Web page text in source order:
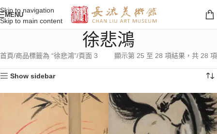
Skip to navigation
Skip to main content
MENU
徐悲鴻
首頁 商品標籤為 “徐悲鴻” 頁面 3 顯示第 25 至 28 項結果，共 28 項
Show sidebar